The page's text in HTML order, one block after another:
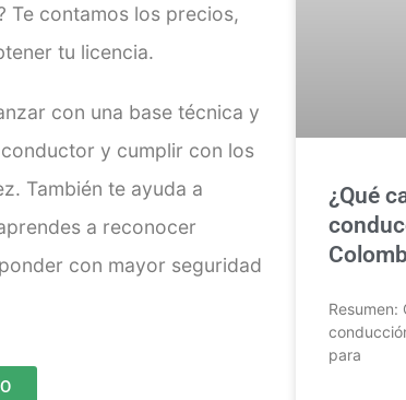
Te contamos los precios,
tu licencia.
con una base técnica y
y cumplir con los
También te ayuda a
a reconocer
con mayor seguridad
¿Qué
para